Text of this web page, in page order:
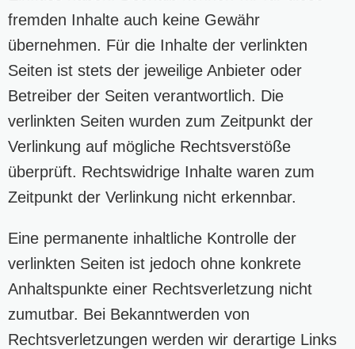
fremden Inhalte auch keine Gewähr
übernehmen. Für die Inhalte der verlinkten
Seiten ist stets der jeweilige Anbieter oder
Betreiber der Seiten verantwortlich. Die
verlinkten Seiten wurden zum Zeitpunkt der
Verlinkung auf mögliche Rechtsverstöße
überprüft. Rechtswidrige Inhalte waren zum
Zeitpunkt der Verlinkung nicht erkennbar.
Eine permanente inhaltliche Kontrolle der
verlinkten Seiten ist jedoch ohne konkrete
Anhaltspunkte einer Rechtsverletzung nicht
zumutbar. Bei Bekanntwerden von
Rechtsverletzungen werden wir derartige Links